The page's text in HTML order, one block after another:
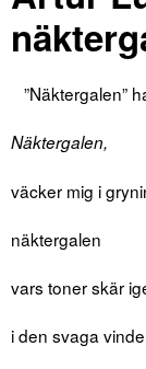
”Näktergalen”
Näktergalen,
väcker mig i
näktergalen
vars toner skär
i den svaga